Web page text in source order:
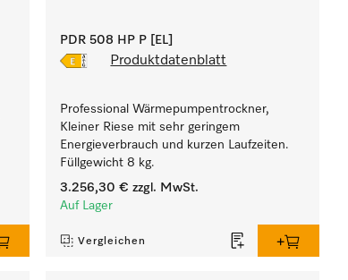
PDR 508 HP P [EL]
Produktdatenblatt
Professional Wärmepumpentrockner,
Kleiner Riese mit sehr geringem
Energieverbrauch und kurzen Laufzeiten.
Füllgewicht 8 kg.
3.256,30 € zzgl. MwSt.
Auf Lager
Vergleichen